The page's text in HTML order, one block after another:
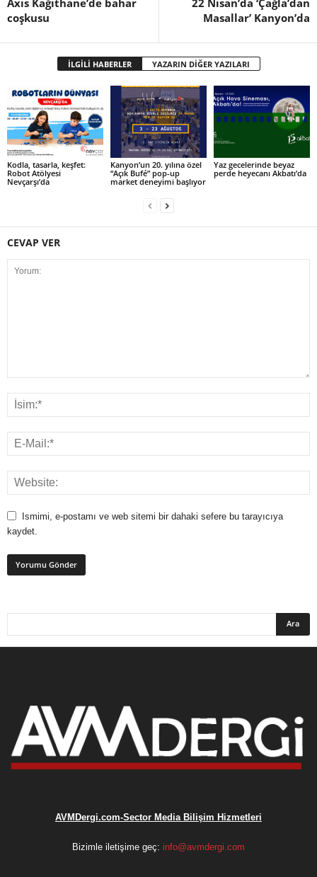
Axis Kağıthane’de bahar
coşkusu
22 Nisan’da ‘Çağla’dan
Masallar’ Kanyon’da
İLGİLİ HABERLER YAZARIN DİĞER YAZILARI
Kodla, tasarla, keşfet:
Robot Atölyesi
Nevçarşı’da
Kanyon’un 20. yılına özel
“Açık Bufé” pop-up
market deneyimi başlıyor
Yaz gecelerinde beyaz
perde heyecanı Akbatı’da
CEVAP VER
Ismimi, e-postamı ve web sitemi bir dahaki sefere bu tarayıcıya
kaydet.
AVMDergi.com-Sector Media Bilişim Hizmetleri
Bizimle iletişime geç: info@avmdergi.com